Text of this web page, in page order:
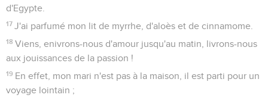
d'Egypte.
17 J'ai parfumé mon lit de myrrhe, d'aloès et de cinnamome.
18 Viens, enivrons-nous d'amour jusqu'au matin, livrons-nous
aux jouissances de la passion !
19 En effet, mon mari n'est pas à la maison, il est parti pour un
voyage lointain ;